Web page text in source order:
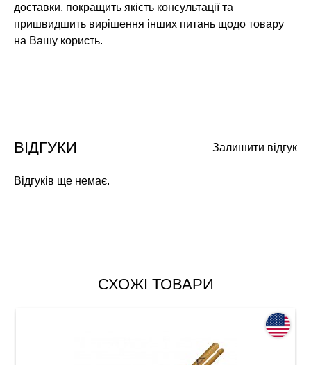
доставки, покращить якість консультації та
пришвидшить вирішення інших питань щодо товару
на Вашу користь.
Залишити відгук
ВІДГУКИ
Відгуків ще немає.
СХОЖІ ТОВАРИ